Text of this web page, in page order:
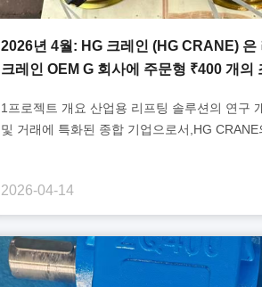
2026년 4월: HG 크레인 (HG CRANE) 은
크레인 OEM G 회사에 주문형 ₹400 개의
1프로젝트 개요 산업용 리프팅 솔루션의 연구
및 거래에 특화된 종합 기업으로서,HG CRANE
회사 G (전체 기계와 함께 브릿지/가트리 크레
현지 제조업체) 에 맞춤형 ø400 가조 바퀴 세트
배달했습니다. 2고객 요구사항 및 맞춤형 생산
크레인 전체 기계 제조업체로서 러시아 회사 G는
브릿지와 랜트리 크레인 생산 라인에 대한 엄격
2026-04-14